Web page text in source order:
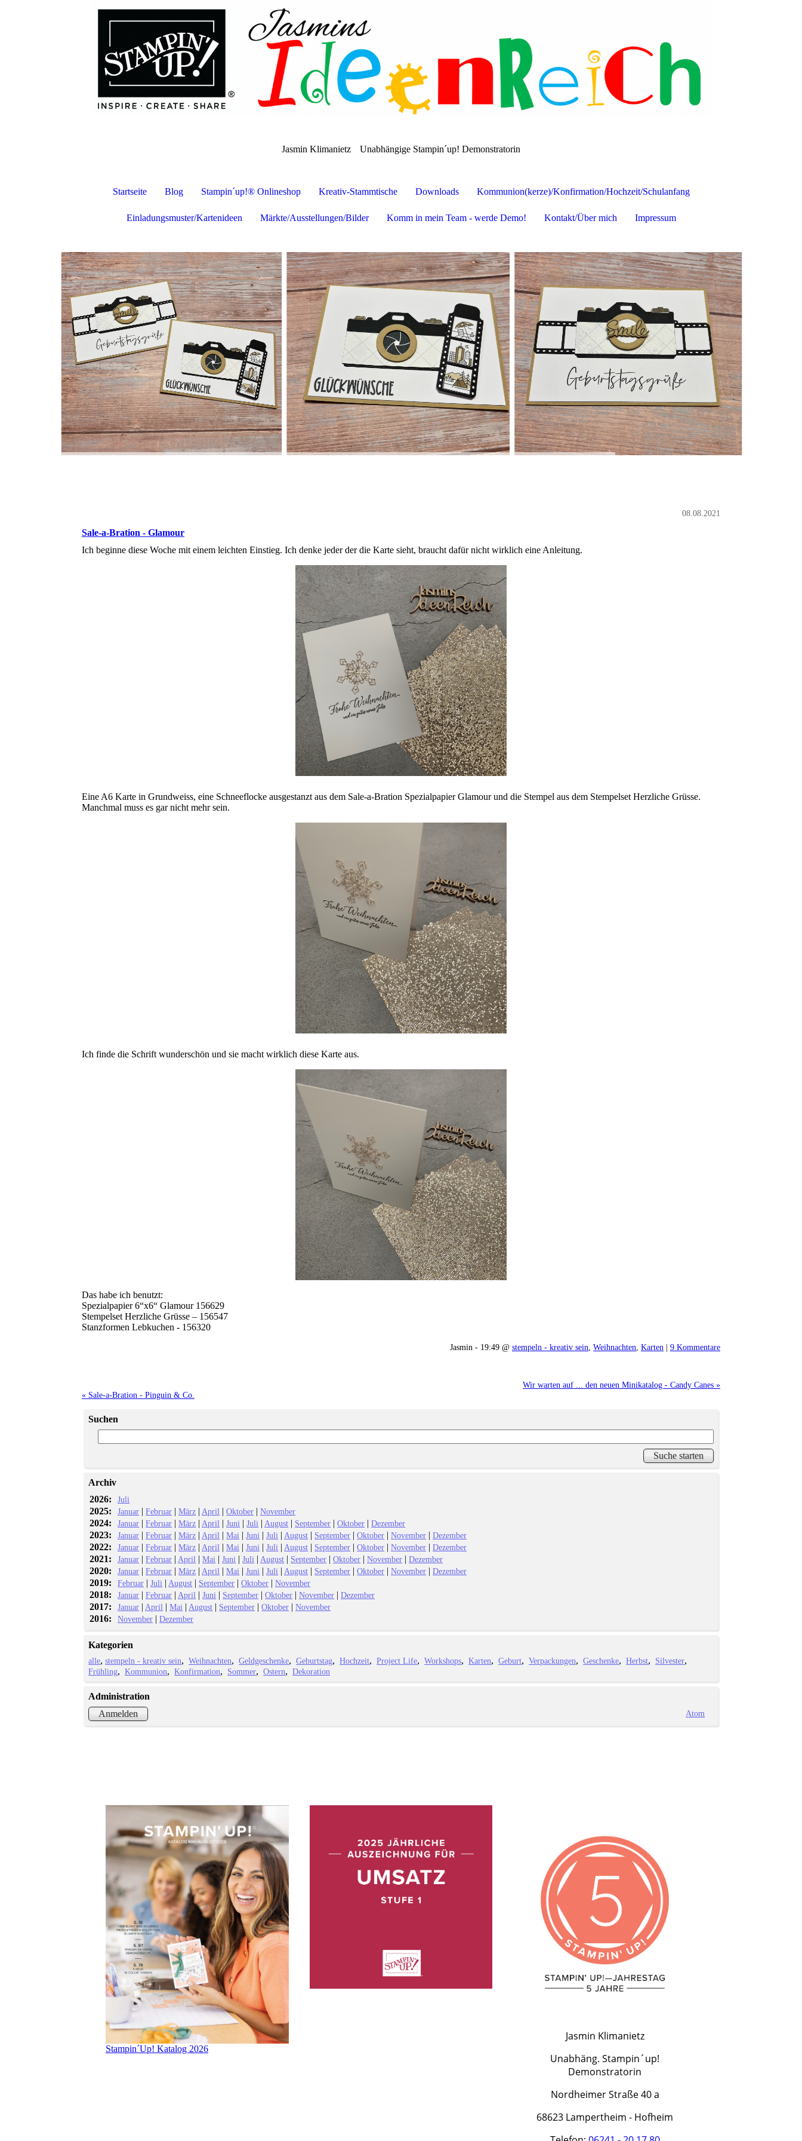
Jasmin Klimanietz Unabhängige Stampin´up! Demonstratorin
Startseite Blog Stampin´up!® Onlineshop Kreativ-Stammtische Downloads Kommunion(kerze)/Konfirmation/Hochzeit/Schulanfang
Einladungsmuster/Kartenideen Märkte/Ausstellungen/Bilder Komm in mein Team - werde Demo! Kontakt/Über mich Impressum
08.08.2021
Sale-a-Bration - Glamour
Ich beginne diese Woche mit einem leichten Einstieg. Ich denke jeder der die Karte sieht, braucht dafür nicht wirklich eine Anleitung.
Eine A6 Karte in Grundweiss, eine Schneeflocke ausgestanzt aus dem Sale-a-Bration Spezialpapier Glamour und die Stempel aus dem Stempelset Herzliche Grüsse.
Manchmal muss es gar nicht mehr sein.
Ich finde die Schrift wunderschön und sie macht wirklich diese Karte aus.
Das habe ich benutzt:
Spezialpapier 6“x6“ Glamour 156629
Stempelset Herzliche Grüsse – 156547
Stanzformen Lebkuchen - 156320
Jasmin - 19:49 @ stempeln - kreativ sein Weihnachten Karten | 9 Kommentare
Wir warten auf ... den neuen Minikatalog - Candy Canes »
« Sale-a-Bration - Pinguin & Co.
Suchen
Archiv
2026:
Juli
2025: Januar |Februar |März | April |Oktober |November
2024: Januar |Februar |März | April |Juni |Juli | August | September |Oktober |Dezember
2023: Januar |Februar |März | April |Mai |Juni |Juli | August | September |Oktober |November |Dezember
2022: Januar |Februar |März | April |Mai |Juni |Juli | August | September |Oktober |November |Dezember
2021: Januar |Februar | April |Mai |Juni |Juli | August | September |Oktober |November |Dezember
2020: Januar |Februar |März | April |Mai |Juni |Juli | August | September |Oktober |November |Dezember
2019: Februar |Juli | August | September |Oktober |November
2018: Januar |Februar | April |Juni | September |Oktober |November |Dezember
2017: Januar | April |Mai | August | September |Oktober |November
2016: November |Dezember
Kategorien
alle stempeln - kreativ sein Weihnachten Geldgeschenke Geburtstag Hochzeit Project Life Workshops Karten Geburt Verpackungen Geschenke Herbst
Silvester
Frühling
Kommunion Konfirmation Sommer Ostern Dekoration
Administration
Anmelden
Atom
Stampin´Up! Katalog 2026
Jasmin Klimanietz
Unabhäng. Stampin´up!
Demonstratorin
Nordheimer Straße 40 a
68623 Lampertheim - Hofheim